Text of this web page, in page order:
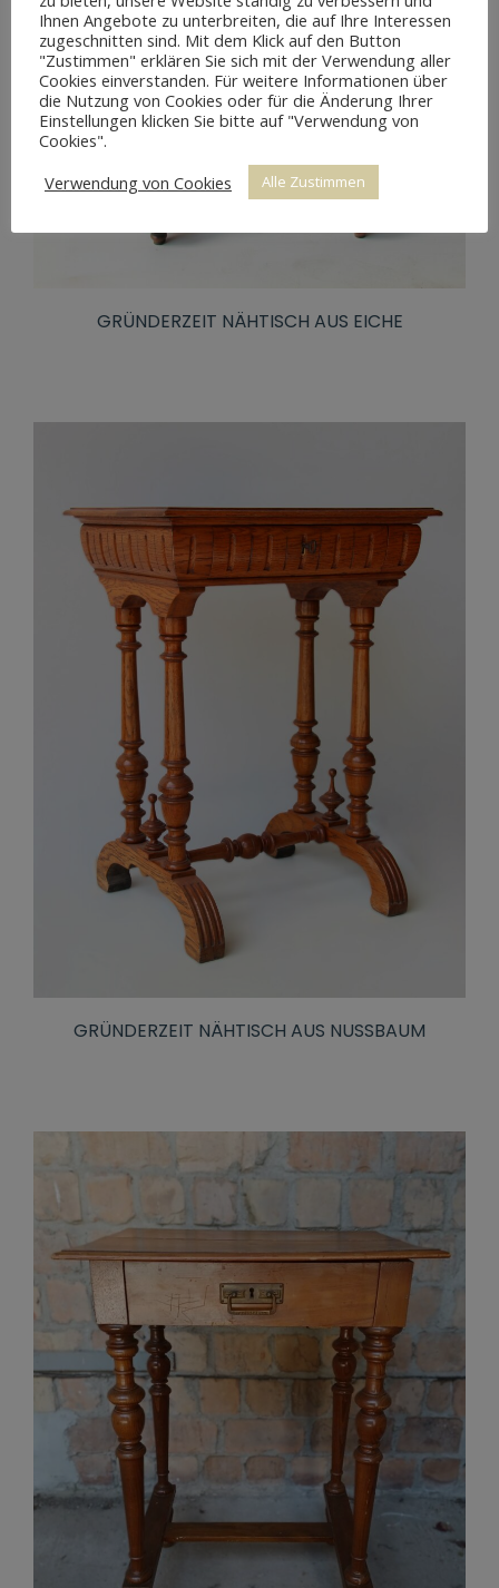
GRÜNDERZEIT NÄHTISCH AUS EICHE
GRÜNDERZEIT NÄHTISCH AUS NUSSBAUM
Ihnen Angebote zu unterbreiten, die auf Ihre Interessen
zugeschnitten sind. Mit dem Klick auf den Button
"Zustimmen" erklären Sie sich mit der Verwendung aller
Cookies einverstanden. Für weitere Informationen über
die Nutzung von Cookies oder für die Änderung Ihrer
Einstellungen klicken Sie bitte auf "Verwendung von
Cookies".
Verwendung von Cookies
Alle Zustimmen